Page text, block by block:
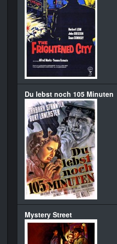
Du lebst noch 105 Minuten
Mystery Street